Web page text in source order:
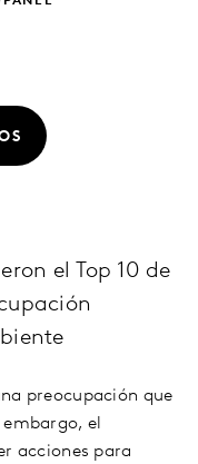
el Top 10 de
preocupación que
el
acciones para